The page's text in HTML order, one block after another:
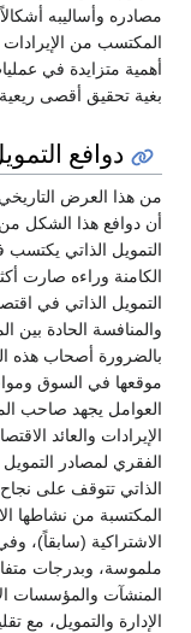
مصادره وأساليبه أشكالاً
المكتسب من الإيرادات
أهمية متزايدة في
بغية تحقيق أقصى ريعية
دوافع التمويل
من هذا العرض التاريخي
أن دوافع هذا الشكل من
التمويل الذاتي يكتسب
الكامنة وراءه صارت
التمويل الذاتي في
والمنافسة الحادة بين
بالضرورة أصحاب هذه
موقعها في السوق
العوامل يجهد صاحب
الإيرادات والعائد
الفقري لمصادر التمويل
الذاتي تتوقف على نجاح
المكتسبة من نشاطها
الاشتراكية (سابقاً)،
ملموسة، وبدرجات
المنشآت والمؤسسات
الإدارة والتمويل، مع